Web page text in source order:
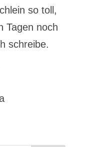
so toll,
Tagen noch
schreibe.